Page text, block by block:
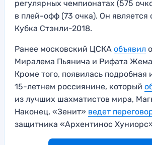
регулярных чемпионатах (575
в плей-офф (73 очка). Он является
Кубка Стэнли-2018.
Ранее московский ЦСКА объявил
Миралема Пьянича и Рифата
Кроме того, появилась
15-летнем россиянине, который
из лучших шахматистов мира,
Наконец, «Зенит» ведет
защитника «Архентинос